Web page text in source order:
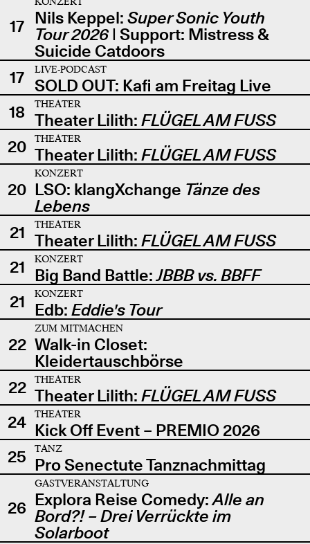
17 Nils Keppel: Super Sonic Youth
Tour 2026| Support: Mistress &
Suicide Catdoors
17
LIVE-PODCAST
SOLD OUT: Kafi am Freitag Live
18
THEATER
Theater Lilith: FLÜGEL AM FUSS
20
THEATER
Theater Lilith: FLÜGEL AM FUSS
20
KONZERT
LSO: klangXchange Tänze des
Lebens
21
THEATER
Theater Lilith: FLÜGEL AM FUSS
21
KONZERT
Big Band Battle:JBBB vs. BBFF
21
KONZERT
Edb: Eddie's Tour
22
ZUM MITMACHEN
Walk-in Closet:
Kleidertauschbörse
22
THEATER
Theater Lilith: FLÜGEL AM FUSS
24
THEATER
Kick Off Event – PREMIO 2026
25
TANZ
Pro Senectute Tanznachmittag
26
GASTVERANSTALTUNG
Explora Reise Comedy:Alle an
Bord?! – Drei Verrückte im
Solarboot